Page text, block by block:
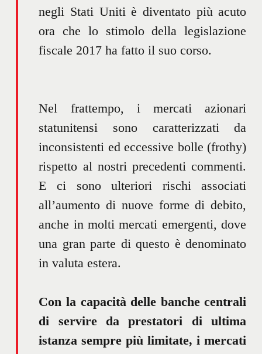
negli Stati Uniti è diventato più acuto
ora che lo stimolo della legislazione
fiscale 2017 ha fatto il suo corso.
Nel frattempo, i mercati azionari
statunitensi sono caratterizzati da
inconsistenti ed eccessive bolle (frothy)
rispetto al nostri precedenti commenti.
E ci sono ulteriori rischi associati
all’aumento di nuove forme di debito,
anche in molti mercati emergenti, dove
una gran parte di questo è denominato
in valuta estera.
Con la capacità delle banche centrali
di servire da prestatori di ultima
istanza sempre più limitate, i mercati